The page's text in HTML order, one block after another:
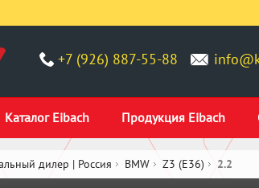
+7 (926) 887-55-88
Каталог Eibach Продукция Eibach
дилер | Россия BMW Z3 (E36) 2.2